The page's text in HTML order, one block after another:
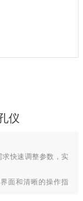
仪
快速调整参数，实
面和清晰的操作指